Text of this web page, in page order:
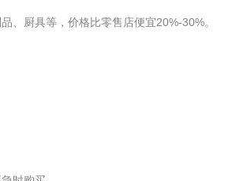
、厨具等，价格比零售店便宜20%-30%。